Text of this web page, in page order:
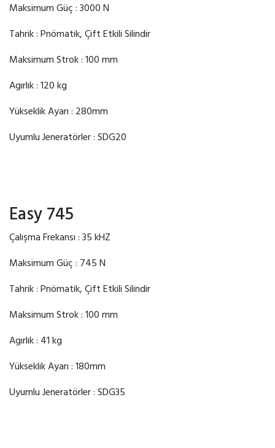
Maksimum Güç : 3000 N
Tahrik : Pnömatik, Çift Etkili Silindir
Maksimum Strok : 100 mm
Agırlık : 120 kg
Yükseklik Ayarı : 280mm
Uyumlu Jeneratörler : SDG20
Easy 745
Çalışma Frekansı : 35 kHZ
Maksimum Güç : 745 N
Tahrik : Pnömatik, Çift Etkili Silindir
Maksimum Strok : 100 mm
Agırlık : 41 kg
Yükseklik Ayarı : 180mm
Uyumlu Jeneratörler : SDG35